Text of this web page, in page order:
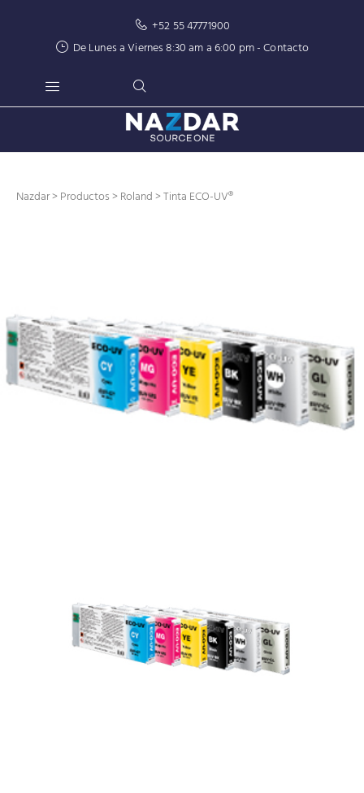
+52 55 47771900
De Lunes a Viernes 8:30 am a 6:00 pm -Contacto
Nazdar>Productos>Roland> Tinta ECO-UV®